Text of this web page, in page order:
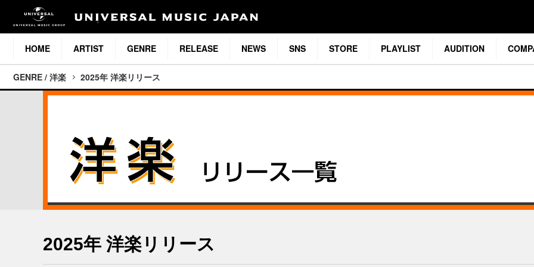
HOME ARTIST GENRE RELEASE NEWS SNS STORE PLAYLIST AUDITION
GENRE / 洋楽 2025年 洋楽リリース
2025年 洋楽リリース